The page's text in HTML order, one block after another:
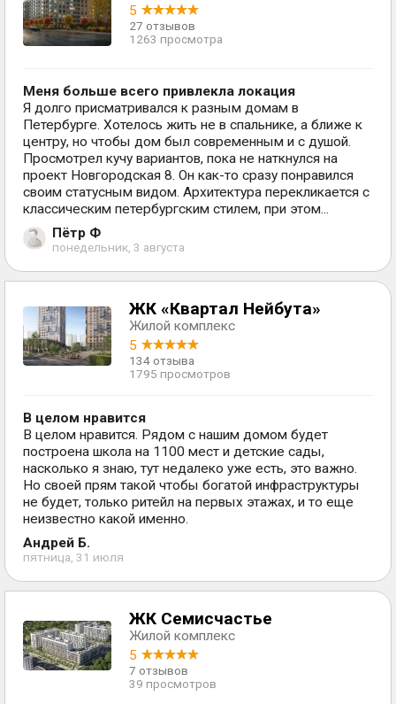
5
27 отзывов
1263 просмотра
Меня больше всего привлекла локация
Я долго присматривался к разным домам в
Петербурге. Хотелось жить не в спальнике, а ближе к
центру, но чтобы дом был современным и с душой.
Просмотрел кучу вариантов, пока не наткнулся на
проект Новгородская 8. Он как-то сразу понравился
своим статусным видом. Архитектура перекликается с
классическим петербургским стилем, при этом...
Пётр Ф
понедельник, 3 августа
ЖК «Квартал Нейбута»
Жилой комплекс
5
134 отзыва
1795 просмотров
В целом нравится
В целом нравится. Рядом с нашим домом будет
построена школа на 1100 мест и детские сады,
насколько я знаю, тут недалеко уже есть, это важно.
Но своей прям такой чтобы богатой инфраструктуры
не будет, только ритейл на первых этажах, и то еще
неизвестно какой именно.
Андрей Б.
пятница, 31 июля
ЖК Семисчастье
Жилой комплекс
5
7 отзывов
39 просмотров